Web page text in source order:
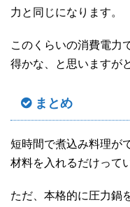
力と同じになります。
このくらいの消費電力
得かな、と思いますが
まとめ
短時間で煮込み料理が
材料を入れるだけって
ただ、本格的に圧力鍋